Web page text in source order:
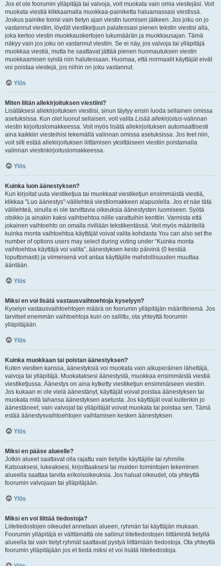
Jos et ole foorumin ylläpitäjä tai valvoja, voit muokata vain omia viestejäsi. Voit
muokata viestiä klikkaamalla muokkaa-painiketta haluamassasi viestissä.
Joskus painike toimii vain tietyn ajan viestin luomisen jälkeen. Jos joku on jo
vastannut viestiin, löydät viestiketjuun palatessasi pienen tekstin viestisi alla,
joka kertoo viestin muokkauskertojen lukumäärän ja muokkausajan. Tämä
näkyy vain jos joku on vastannut viestiin. Se ei näy, jos valvoja tai ylläpitäjä
muokkaa viestiä, mutta he saattavat jättää pienen huomautuksen viestin
muokkaamisen syistä niin halutessaan. Huomaa, että normaalit käyttäjät eivät
voi poistaa viestejä, jos niihin on joku vastannut.
Ylös
Miten liitän allekirjoituksen viestiini?
Lisätäksesi allekirjoituksen viestiisi, sinun täytyy ensin luoda sellainen omissa
asetuksissa. Kun olet luonut sellaisen, voit valita Lisää allekirjoitus-valinnan
viestin kirjoituslomakkeessa. Voit myös lisätä allekirjoituksen automaattisesti
aina kaikkiin viesteihisi tekemällä valinnan omissa asetuksissa. Jos teet niin,
voit silti estää allekirjoituksen liittämisen yksittäiseen viestiin poistamalla
valinnan viestinkirjoituslomakkeessa.
Ylös
Kuinka luon äänestyksen?
Kun kirjoitat uuta viestiketjua tai muokkaat viestiketjun ensimmäistä viestiä,
klikkaa "Luo äänestys"-välilehteä viestilomakkeen alapuolella. Jos et näe tätä
välilehteä, sinulla ei ole tarvittavia oikeuksia äänestysten luomiseen. Syötä
otsikko ja ainakin kaksi vaihtoehtoa niille varattuihin kenttiin. Varmista että
jokainen vaihtoehto on omalla rivillään tekstikentässä. Voit myös määritellä
kuinka monta vaihtoehtoa käyttäjät voivat valita kohdasta You can also set the
number of options users may select during voting under “Kuinka monta
vaihtoehtoa käyttäjä voi valita”, äänestyksen kesto päivinä (0 kestää
loputtomasti) ja viimeisenä voit antaa käyttäjille mahdollisuuden muuttaa
ääntään.
Ylös
Miksi en voi lisätä vastausvaihtoehtoja kyselyyn?
Kyselyn vastausvaihtoehtojen määrä on foorumin ylläpitäjän määrittelemä. Jos
tarvitset enemmän vaihtoehtoja kuin on sallittu, ota yhteyttä foorumin
ylläpitäjään.
Ylös
Kuinka muokkaan tai poistan äänestyksen?
Kuten viestien kanssa, äänestyksiä voi muokata vain alkuperäinen lähettäjä,
valvoja tai ylläpitäjä. Muokataksesi äänestystä, muokkaa ensimmäistä viestiä
viestiketjussa. Äänestys on aina kytketty viestiketjun ensimmäiseen viestiin.
Jos kukaan ei ole vielä äänestänyt, käyttäjät voivat poistaa äänestyksen tai
muokata mitä tahansa äänestyksen asetusta. Jos käyttäjät ovat kuitenkin jo
äänestäneet, vain valvojat tai ylläpitäjät voivat muokata tai poistaa sen. Tämä
estää äänestysvaihtoehtojen vaihtamisen kesken äänestyksen.
Ylös
Miksi en pääse alueelle?
Jotkin alueet saattavat olla rajattu vain tietyille käyttäjille tai ryhmille.
Katsoaksesi, lukeaksesi, kirjoittaaksesi tai muiden toimintojen tekeminen
alueella saattaa tarvita erikoisoikeuksia. Jos haluat oikeudet, ota yhteyttä
foorumin valvojaan tai ylläpitäjään.
Ylös
Miksi en voi liittää tiedostoja?
Liitetiedostojen oikeudet annetaan alueen, ryhmän tai käyttäjän mukaan.
Foorumin ylläpitäjä ei välttämättä ole sallinut liitetiedostojen liittämistä tietyllä
alueella tai vain tietyt ryhmät saattavat pystyä liittämään tiedostoja. Ota yhteyttä
foorumin ylläpitäjään jos et tiedä miksi et voi lisätä liitetiedostoja.